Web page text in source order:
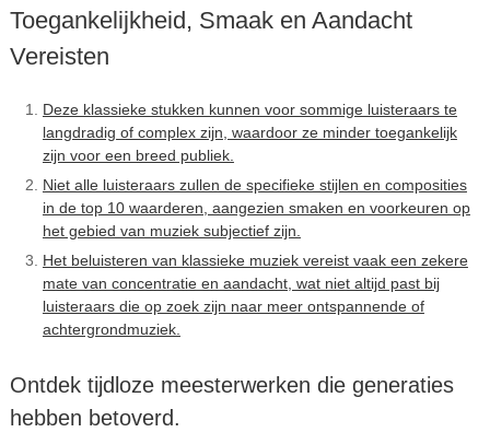
Toegankelijkheid, Smaak en Aandacht
Vereisten
Deze klassieke stukken kunnen voor sommige luisteraars te
langdradig of complex zijn, waardoor ze minder toegankelijk
zijn voor een breed publiek.
Niet alle luisteraars zullen de specifieke stijlen en composities
in de top 10 waarderen, aangezien smaken en voorkeuren op
het gebied van muziek subjectief zijn.
Het beluisteren van klassieke muziek vereist vaak een zekere
mate van concentratie en aandacht, wat niet altijd past bij
luisteraars die op zoek zijn naar meer ontspannende of
achtergrondmuziek.
Ontdek tijdloze meesterwerken die generaties
hebben betoverd.